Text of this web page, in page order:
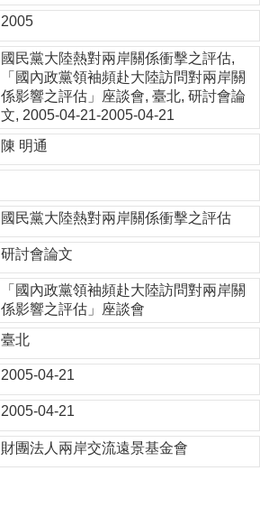
2005
國民黨大陸熱對兩岸關係衝擊之評估,
「國內政黨領袖頻赴大陸訪問對兩岸關
係影響之評估」座談會, 臺北, 研討會論
文, 2005-04-21-2005-04-21
陳 明通
國民黨大陸熱對兩岸關係衝擊之評估
研討會論文
「國內政黨領袖頻赴大陸訪問對兩岸關
係影響之評估」座談會
臺北
2005-04-21
2005-04-21
財團法人兩岸交流遠景基金會